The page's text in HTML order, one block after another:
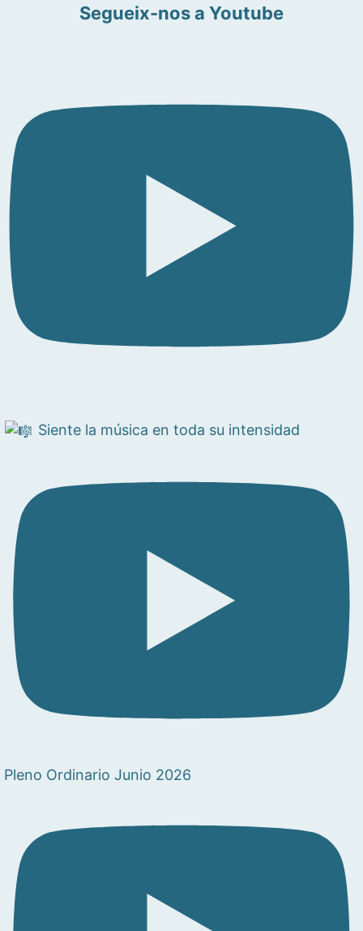
Segueix-nos a Youtube
Siente la música en toda su intensidad
Pleno Ordinario Junio 2026